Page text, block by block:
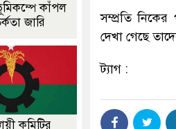
সম্প্রতি নিকের
দেখা গেছে
ট্যাগ :
কাঁপল
জারি
কমিটির